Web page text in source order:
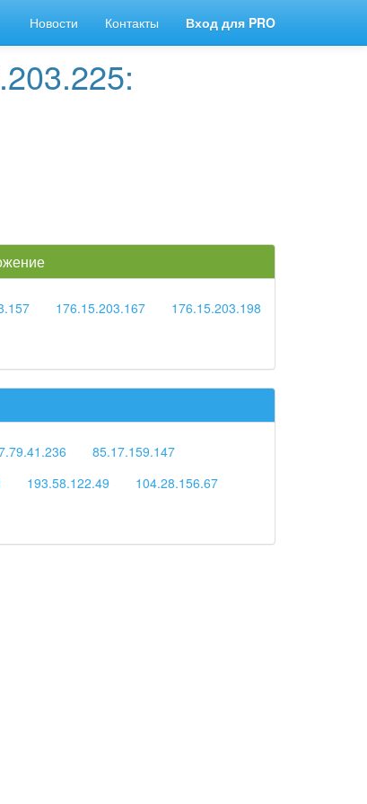
Новости Контакты Вход для PRO
176.15.203.167
176.15.203.198
85.17.159.147
193.58.122.49
104.28.156.67